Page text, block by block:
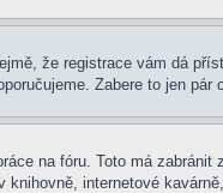
že registrace vám dá
Zabere to jen pár
na fóru. Toto má
internetové